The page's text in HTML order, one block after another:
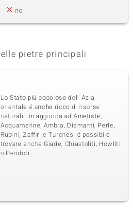
no
pietre principali
Lo Stato piú popoloso dell´Asia
orientale é anche ricco di risorse
naturali : in aggiunta ad Ametiste,
Acquamarine, Ambra, Diamanti, Perle,
Rubini, Zaffiri e Turchesi é possibile
trovare anche Giade, Chiastoliti, Howliti
o Peridoti.